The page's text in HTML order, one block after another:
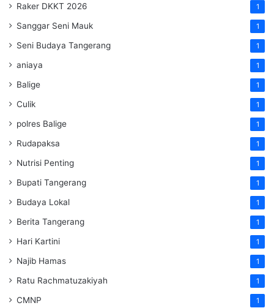
Raker DKKT 2026 1
Sanggar Seni Mauk 1
Seni Budaya Tangerang 1
aniaya 1
Balige 1
Culik 1
polres Balige 1
Rudapaksa 1
Nutrisi Penting 1
Bupati Tangerang 1
Budaya Lokal 1
Berita Tangerang 1
Hari Kartini 1
Najib Hamas 1
Ratu Rachmatuzakiyah 1
CMNP 1